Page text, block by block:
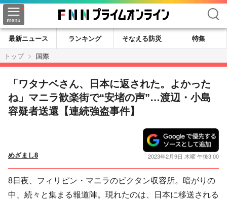
検索
最新ニュース ランキング そなえる防災
特集
トップ
国際
「ワタナベさん、日本に返された。よかった
ね」マニラ歓楽街で“安堵の声”…渡辺・小島
容疑者送還【連続強盗事件】
めざまし8 2023年2月9日 木曜 午後3:00
8日夜、フィリピン・マニラのビクタン収容所。暗がりの
中、続々と集まる報道陣。現れたのは、日本に移送される